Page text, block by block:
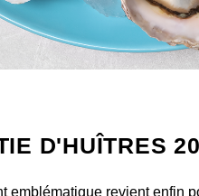
D'HUÎTRES
emblématique revient enfin